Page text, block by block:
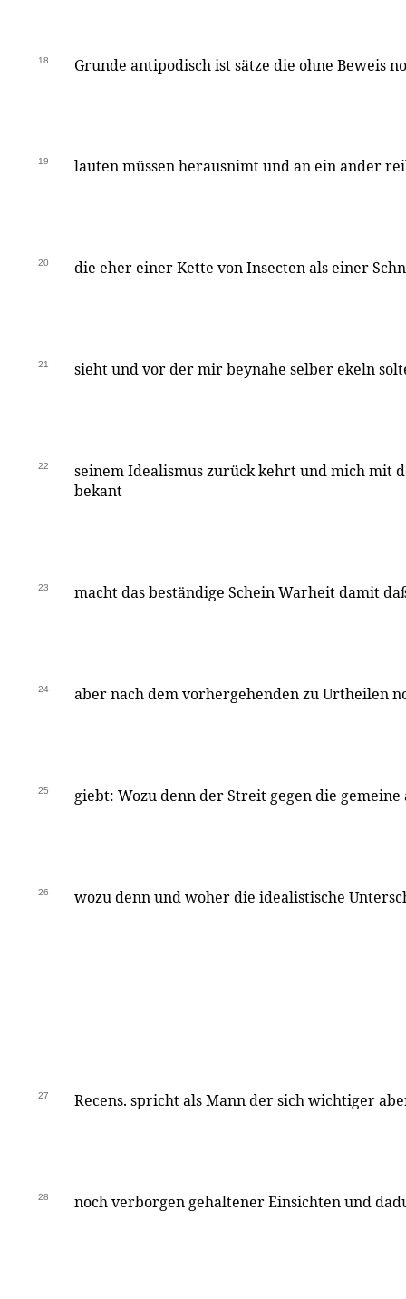
18 Grunde antipodisch ist sätze die ohne Beweis
19 lauten müssen herausnimt und an ein ander
20 die eher einer Kette von Insecten als einer
21 sieht und vor der mir beynahe selber ekeln
22
seinem Idealismus zurück kehrt und mich mit
bekant
23 macht das beständige Schein Warheit damit
24 aber nach dem vorhergehenden zu Urtheilen
25 giebt: Wozu denn der Streit gegen die
26 wozu denn und woher die idealistische
27 Recens. spricht als Mann der sich wichtiger
28 noch verborgen gehaltener Einsichten und